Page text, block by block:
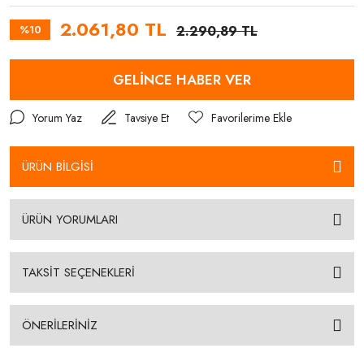
%10 2.061,80 TL 2.290,89 TL
GELİNCE HABER VER
Yorum Yaz Tavsiye Et
ÜRÜN BİLGİSİ
ÜRÜN YORUMLARI
TAKSİT SEÇENEKLERİ
ÖNERİLERİNİZ